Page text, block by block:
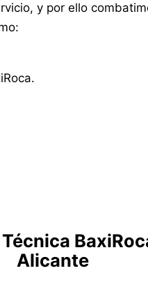
y por ello
Alicante